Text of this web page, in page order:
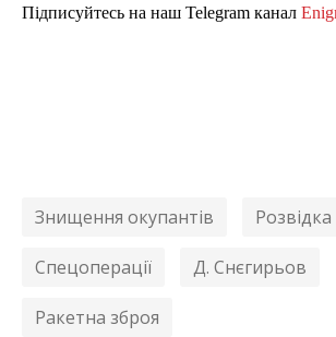
Підписуйтесь на наш Telegram канал
Знищення окупантів
Спецоперації Д. Снєгирьов
Ракетна зброя